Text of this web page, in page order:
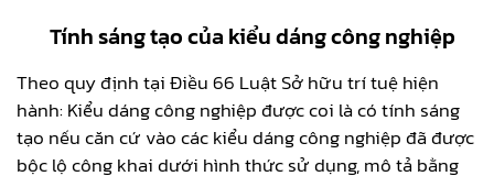
Tính sáng tạo của kiểu dáng công nghiệp
Theo quy định tại Điều 66 Luật Sở hữu trí tuệ hiện
hành: Kiểu dáng công nghiệp được coi là có tính sáng
tạo nếu căn cứ vào các kiểu dáng công nghiệp đã được
bộc lộ công khai dưới hình thức sử dụng, mô tả bằng